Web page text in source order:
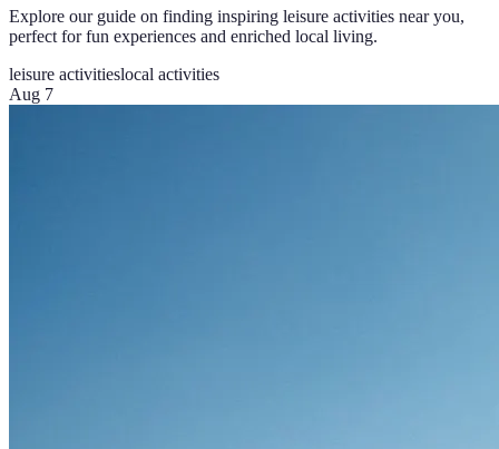
Explore our guide on finding inspiring leisure activities near you,
perfect for fun experiences and enriched local living.
leisure activitieslocal activities
Aug 7